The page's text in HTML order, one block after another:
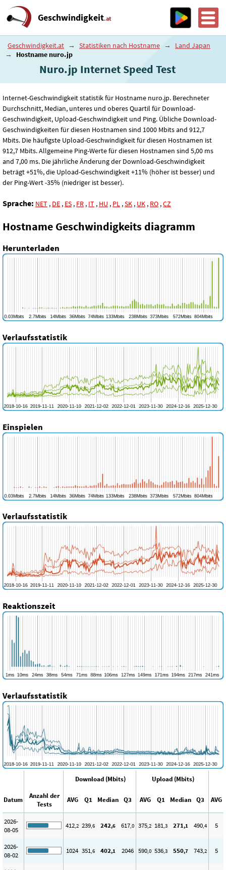
Geschwindigkeit.at
Geschwindigkeit.at → Statistiken nach Hostname →
Land Japan
→
Hostname nuro.jp
Nuro.jp Internet Speed ​​Test
Internet-Geschwindigkeit statistik für Hostname nuro.jp. Berechneter
Durchschnitt, Median, unteres und oberes Quartil für Download-
Geschwindigkeit, Upload-Geschwindigkeit und Ping. Übliche Download-
Geschwindigkeiten für diesen Hostnamen sind 1000 Mbits and 912,7
Mbits. Die häufigste Upload-Geschwindigkeit für diesen Hostnamen ist
912,7 Mbits. Allgemeine Ping-Werte für diesen Hostnamen sind 5,00 ms
and 7,00 ms. Die jährliche Änderung der Download-Geschwindigkeit
beträgt +51%, die Upload-Geschwindigkeit +11% (höher ist besser) und
der Ping-Wert -35% (niedriger ist besser).
Sprache: NET , DE , ES , FR , IT , HU , PL ,SK , UK , RO ,CZ
Hostname Geschwindigkeits diagramm
Herunterladen
Verlaufsstatistik
Einspielen
Verlaufsstatistik
Reaktionszeit
Verlaufsstatistik
Download (Mbits) Upload (Mbits)
Datum
Anzahl der
Tests
AVG Q1 Median Q3 AVG Q1 Median Q3 AVG
2026-
08-05
412,2 239,6 242,6 617,0 375,2 181,3 271,1 490,4 5
2026-
08-02
1024 351,6 402,1 2046 590,0 536,3 550,7 743,2 5